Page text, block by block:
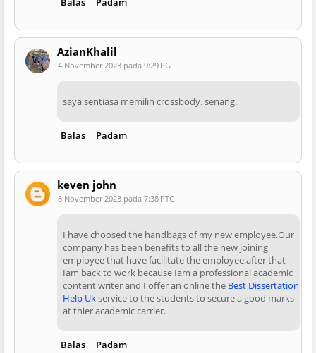
AzianKhalil
4 November 2023 pada 9:29 PG
saya sentiasa memilih crossbody. senang.
Balas Padam
keven john
8 November 2023 pada 7:38 PTG
I have choosed the handbags of my new employee.Our
company has been benefits to all the new joining
employee that have facilitate the employee,after that
Iam back to work because Iam a professional academic
content writer and I offer an online the Best Dissertation
Help Ukservice to the students to secure a good marks
at thier academic carrier.
Balas Padam